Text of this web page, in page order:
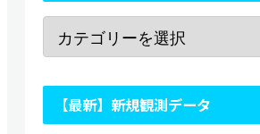
【最新】新規観測データ